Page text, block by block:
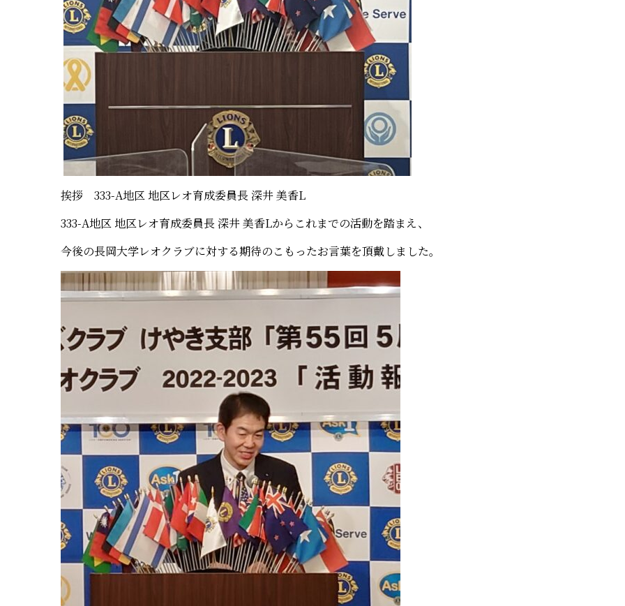
挨拶 333-A地区 地区レオ育成委員長 深井 美香L
333-A地区 地区レオ育成委員長 深井 美香Lからこれまでの活動を踏まえ、
今後の長岡大学レオクラブに対する期待のこもったお言葉を頂戴しました。